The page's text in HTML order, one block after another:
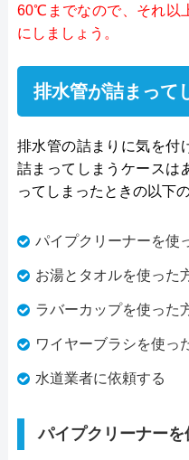
60℃までなので、それ以
にしましょう。
排水管が詰まって
排水管の詰まりに気を付
詰まってしまうケースは
ってしまったときの以下
パイプクリーナーを使
お湯とタオルを使った
ラバーカップを使った
ワイヤーブラシを使っ
水道業者に依頼する
パイプクリーナー